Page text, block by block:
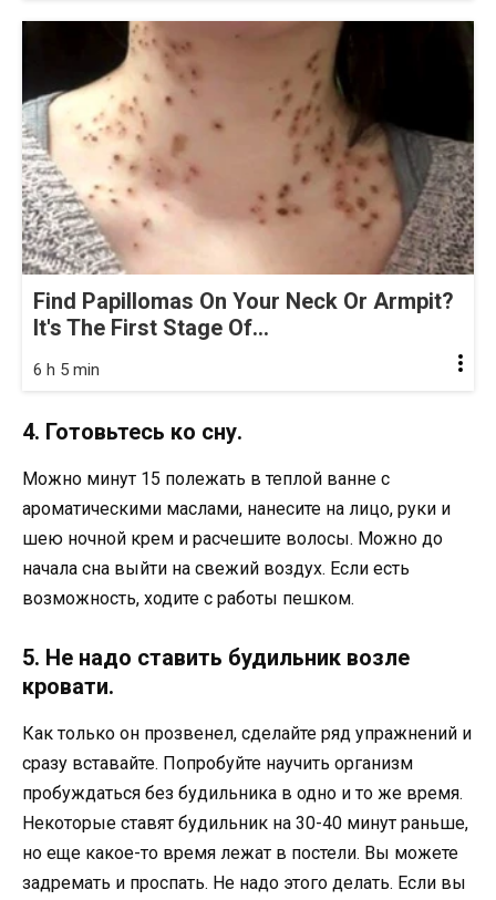
Find Papillomas On Your Neck Or Armpit?
It's The First Stage Of...
6 h 5 min
4. Готовьтесь ко сну.
Можно минут 15 полежать в теплой ванне с
ароматическими маслами, нанесите на лицо, руки и
шею ночной крем и расчешите волосы. Можно до
начала сна выйти на свежий воздух. Если есть
возможность, ходите с работы пешком.
5. Не надо ставить будильник возле
кровати.
Как только он прозвенел, сделайте ряд упражнений и
сразу вставайте. Попробуйте научить организм
пробуждаться без будильника в одно и то же время.
Некоторые ставят будильник на 30-40 минут раньше,
но еще какое-то время лежат в постели. Вы можете
задремать и проспать. Не надо этого делать. Если вы